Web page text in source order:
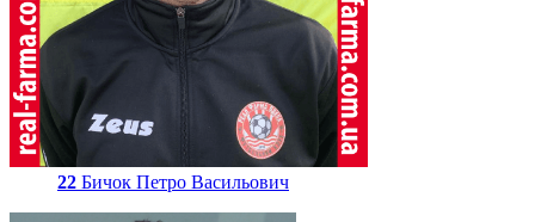
22 Бичок Петро Васильович